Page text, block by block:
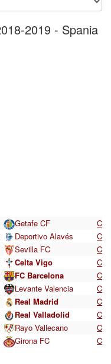
2019 - Spania
Getafe CF C
Deportivo Alavés C
Sevilla FC C
Celta Vigo C
FC Barcelona C
Levante Valencia C
Real Madrid C
Real Valladolid C
Rayo Vallecano C
Girona FC C